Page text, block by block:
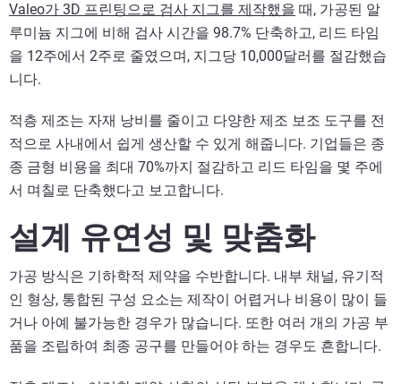
Valeo가 3D 프린팅으로 검사 지그를 제작했을 때, 가공된 알
루미늄 지그에 비해 검사 시간을 98.7% 단축하고, 리드 타임
을 12주에서 2주로 줄였으며, 지그당 10,000달러를 절감했습
니다.
적층 제조는 자재 낭비를 줄이고 다양한 제조 보조 도구를 전
적으로 사내에서 쉽게 생산할 수 있게 해줍니다. 기업들은 종
종 금형 비용을 최대 70%까지 절감하고 리드 타임을 몇 주에
서 며칠로 단축했다고 보고합니다.
설계 유연성 및 맞춤화
가공 방식은 기하학적 제약을 수반합니다. 내부 채널, 유기적
인 형상, 통합된 구성 요소는 제작이 어렵거나 비용이 많이 들
거나 아예 불가능한 경우가 많습니다. 또한 여러 개의 가공 부
품을 조립하여 최종 공구를 만들어야 하는 경우도 흔합니다.